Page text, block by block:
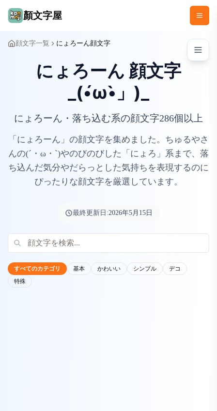
顏文字屋
顔文字一覧 にょろーん顔文字
にょろーん 顔文字
_(•́ω•̀」)_
にょろーん・落ち込む系の顔文字286個以上
「にょろーん」の顔文字を集めました。ちゅるやさ
んの(´・ω・`)やのびのびした「にょろ」系まで、落
ち込んだ気分やだらっとした気持ちを表現するのに
ぴったりな顔文字を厳選しています。
最終更新日:2026年5月15日
すべてのカテゴリ 基本 かわいい シンプル
デコ
特殊